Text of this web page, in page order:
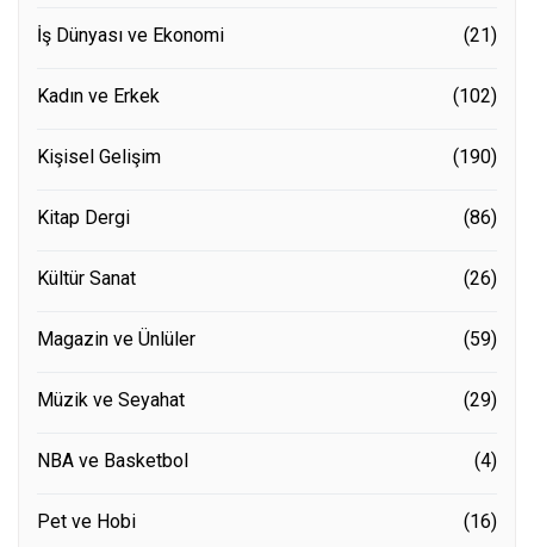
İş Dünyası ve Ekonomi (21)
Kadın ve Erkek (102)
Kişisel Gelişim (190)
Kitap Dergi (86)
Kültür Sanat (26)
Magazin ve Ünlüler (59)
Müzik ve Seyahat (29)
NBA ve Basketbol (4)
Pet ve Hobi (16)